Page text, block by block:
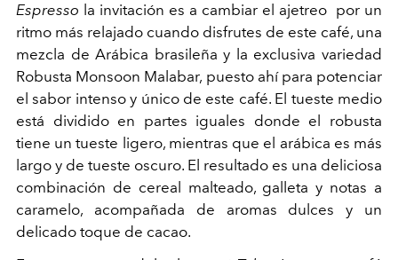
Espresso la invitación es a cambiar el ajetreo por un
ritmo más relajado cuando disfrutes de este café, una
mezcla de Arábica brasileña y la exclusiva variedad
Robusta Monsoon Malabar, puesto ahí para potenciar
el sabor intenso y único de este café. El tueste medio
está dividido en partes iguales donde el robusta
tiene un tueste ligero, mientras que el arábica es más
largo y de tueste oscuro. El resultado es una deliciosa
combinación de cereal malteado, galleta y notas a
caramelo, acompañada de aromas dulces y un
delicado toque de cacao.